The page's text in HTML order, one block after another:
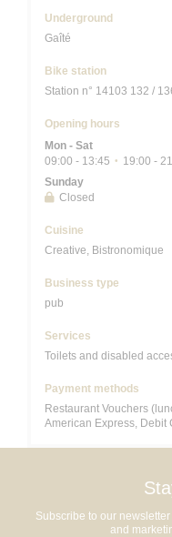
Underground
Gaîté
Bike station
Station n° 14103 132 /
Opening hours
Mon - Sat
09:00 - 13:45 •
19:00 -
Sunday
Closed
Cuisine
Creative, Bistronomique
Business type
pub
Services
Toilets and disabled
Payment methods
Restaurant Vouchers
American Express, Debit
Subscribe to our
and